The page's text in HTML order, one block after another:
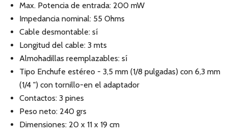
Max. Potencia de entrada: 200 mW
Impedancia nominal: 55 Ohms
Cable desmontable: sí
Longitud del cable: 3 mts
Almohadillas reemplazables: sí
Tipo Enchufe estéreo - 3,5 mm (1/8 pulgadas) con 6,3 mm
(1/4 ") con tornillo-en el adaptador
Contactos: 3 pines
Peso neto: 240 grs
Dimensiones: 20 x 11 x 19 cm